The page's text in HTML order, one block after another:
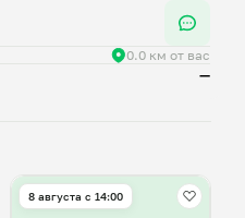
0.0 км от вас
—
8 августа с 14:00